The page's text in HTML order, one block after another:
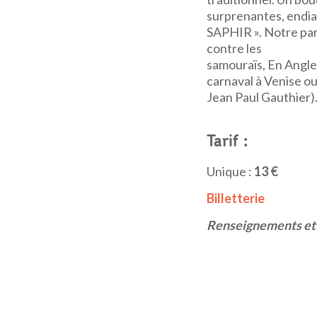
surprenantes,
SAPHIR ». Notre
contre les
samouraïs, En
carnaval à Venise
Jean Paul Gauthier).
Tarif :
Unique : 13 €
Billetterie
Renseignements